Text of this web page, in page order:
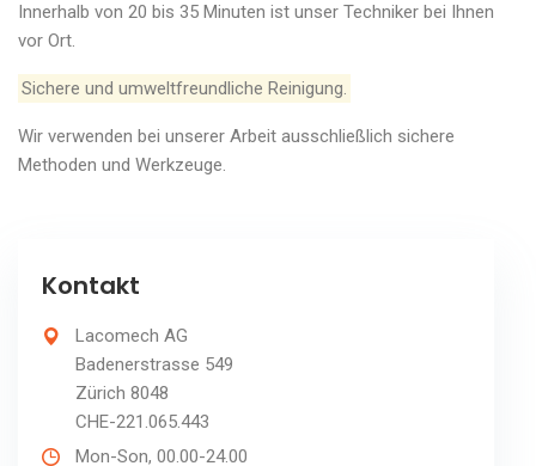
Innerhalb von 20 bis 35 Minuten ist unser Techniker bei Ihnen
vor Ort.
Sichere und umweltfreundliche Reinigung.
Wir verwenden bei unserer Arbeit ausschließlich sichere
Methoden und Werkzeuge.
Kontakt
Lacomech AG
Badenerstrasse 549
Zürich 8048
CHE-221.065.443
Mon-Son, 00.00-24.00